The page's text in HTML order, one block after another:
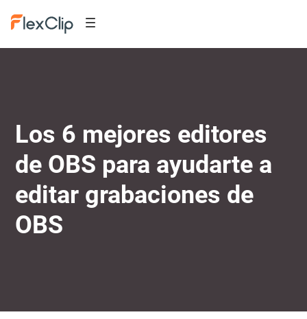
Los 6 mejores editores
de OBS para ayudarte a
editar grabaciones de
OBS